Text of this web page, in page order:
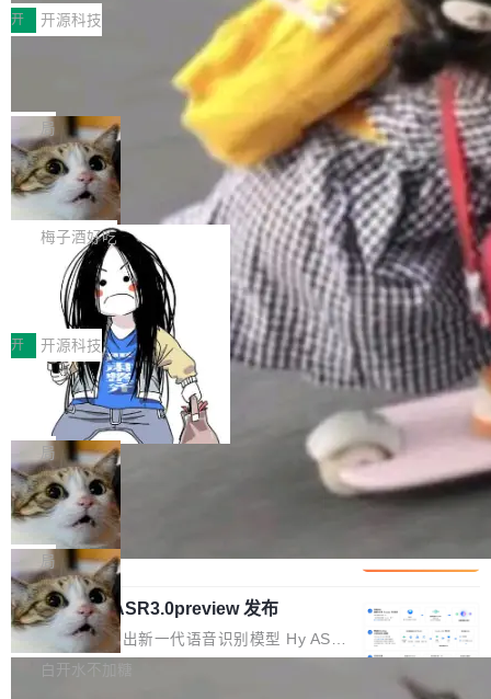
持续开源更多基于UCL-Engine的高性能通信组
件。 腾讯网平团队在UCL-MPComm中实现了一
个独立于业务线程的全局通信引擎（Engine），
经开始引入 AI Coding 工具，通过调用公有云模
型或企业内部部署模型提升研发效率。但随着 AI
Coding 从个人辅助工具逐步走向团队级、组织
级应用，企业在规模化落地过程中，对安全性、
可控性和代码质量提出了更高要求。 首先是数据
安全与合规要求。对于大多数普通研发场景，公
有云模型能够满足快速试用和效率提升的需求。
但对于金融、能源、医疗等对数据安全要求较...
智能应用典型案例名单》，集中展示人工智能在
各领域的应用成果，覆盖技术底座、行业赋能、
产品应用、支撑保障、专题等五大方向。深信服
AI算力网关（AI创新平台）成功入选！ 随着各行
各业的Agent走向规模化建设，算力构成形态逐
渐丰富，用户关注的重点也在发生变化：不只是
让AI用起来，还要进一步看清混合算力时代下，
Token花在哪里、算力是否被充分利用，以及持
续增长的AI成本该如何优化。 深信服AI算力网关
正是围绕这些实际问题，从Token治理和成本治
理两个方面，让用户的每一份算力都看得清、管
得住、用得稳、省得下、更安全！ 一、从现在开
始，Token使用一目...
开 开源科技
Jeff Dean 离开 Google：一个时代的结
束，一个实验室的开始
Google 员工编号 20。MapReduce 作者之一。
Bigtable 作者之一。TensorFlow 的作者之一。
Gemini 的架构师。Google 首席科学家。 Jeff D
ean 在 Google 工作了 27 年后，宣布离职。 他
不是一个人走。一同离开的还有 Sanjay Ghema
wat（Google 员工编号 23，Jeff Dean 二十多
年的编程搭档，MapReduce 和 Bigtable 的共同
作者）、Quoc Le（Google 大脑核心成员，Se
q2Seq 和 DocAI 的共同发明人）以及 Oriol Vin
yals（Gemini 联合负责人，AlphaSta...
局
🔥 SolonCode v2026.8.4 发布：界面
字体可调、22 种语言、记忆搜索增强
打开终端就能上岗的全中文编码智能体，这一轮
把「看得清、用母语、记得住」三件事一次补
齐。 SolonCode 是什么 SolonCode 是杭州无
耳科技研发的企业级终端编码智能体——一位全
中文驱动的数字员工，自主理解需求、规划步
骤、编写代码。不挑模型、不挑平台，curl 一行
装完即用。 开源地址：Gitee · GitCode · GitHu
b 安装 支持 Java 8+（8~26）、macOS / Linu
x / Windows / Harmony PC。 # macOS / Linu
x / Harmony PC curl -fsSL https://solon.noea
r.org/solon...
梅子酒好吃
让“代码语义理解”深度释放AI Coding
价值潜能：华为云码道（CodeArts）
代码仓技术解析
一、代码仓深度理解技术的作用与价值 在软件工
程实践中，代码仓是企业核心知识资产的主要载
体。企业级代码仓库通常包含数十万乃至数百万
个文件，其规模远超单次模型调用可承载的上下
文窗口。随着项目规模的持续扩张与代码历史的
不断累积，代码仓中的模块关系、接口契约、业
务逻辑等关键信息往往分散于数十乃至数百个文
件之中，形成高度复杂的知识关联网络。传统的
代码检索手段（如关键词匹配、目录遍历）仅能
在语法层面完成文本定位，难以触及代码的语义
内涵与结构关联，导致开发者使用代码智能体在
理解大规模代码仓时面临显著"代码仓理解"瓶
颈。 代码仓深度理解服务（以下简称" CodeBas
e深度理解服务"）是华为云码道（CodeA...
开 开源科技
一条“删库”命令跑 17 小时，算法工程
师删光 89TB 数据只为干私活
最高人民检察院8月4日公布了一起案件：北京一
名90后算法工程师王某，为了给自己接的私活腾
服务器空间，删光了公司AI游戏部门的全部核心
数据。 王某2024年1月入职东城区某科技公司AI
短剧部门，有互联网大厂背景。在公司内部架构
调整期间，部门三次通知全员将数据从A集群迁
移到B集群，王某都回复了"收到"。 他没有迁移
数据。2024年9月3日下午4点，他使用此前登录
的账号密码进入A集群，输入了一条被程序员圈
称为"删库跑路"的命令——最高管理员权限、无
局
Cloudflare 分享推理优化实践：KV ca
che 量化 + 权重压缩，吞吐量提升 4
1%，成本降 30%
Kimi 和 GLM 是当前最强的大模型系列之一，但
它们有一个共同的问题：太吃显存了。月之暗面
的 Kimi K 系列和智谱的 GLM 都是长上下文、M
oE 架构的大模型，好用到让人上瘾，但 GPU 显
存永远不够用。 Cloudflare 的 Workers AI 团队
一直在跑这些模型的推理。他们在官方博客上发
局
腾讯混元 Hy ASR3.0preview 发布
腾讯混元正式推出新一代语音识别模型 Hy ASR
3.0preview。基于最新一代大语言模型 Hy3 的
白开水不加糖